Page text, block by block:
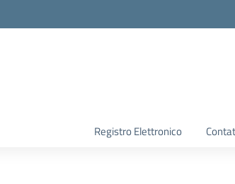
Registro Elettronico